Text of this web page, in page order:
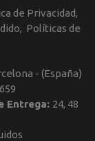
de Privacidad
Políticas de
- (España)
Entrega: 24, 48